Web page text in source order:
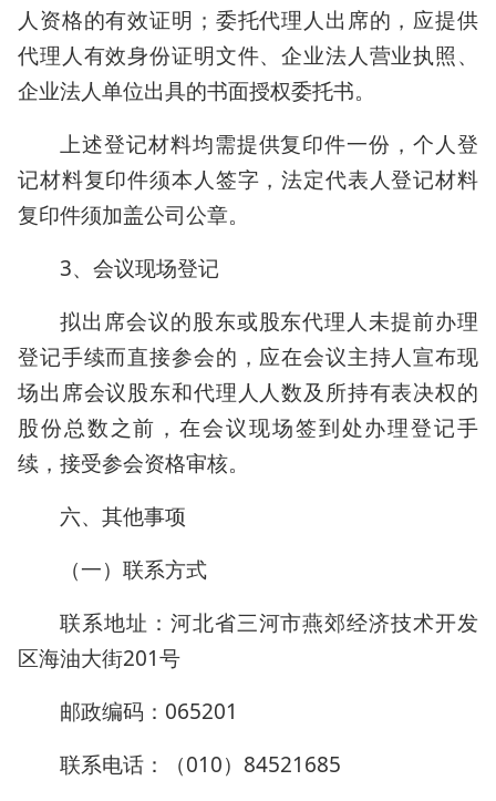
人资格的有效证明；委托代理人出席的，应提供
代理人有效身份证明文件、企业法人营业执照、
企业法人单位出具的书面授权委托书。
上述登记材料均需提供复印件一份，个人登
记材料复印件须本人签字，法定代表人登记材料
复印件须加盖公司公章。
3、会议现场登记
拟出席会议的股东或股东代理人未提前办理
登记手续而直接参会的，应在会议主持人宣布现
场出席会议股东和代理人人数及所持有表决权的
股份总数之前，在会议现场签到处办理登记手
续，接受参会资格审核。
六、其他事项
（一）联系方式
联系地址：河北省三河市燕郊经济技术开发
区海油大街201号
邮政编码：065201
联系电话：（010）84521685